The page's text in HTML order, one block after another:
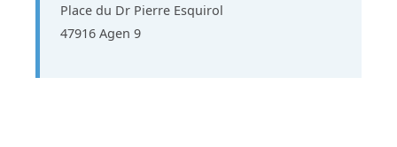
Place du Dr Pierre Esquirol
47916 Agen 9